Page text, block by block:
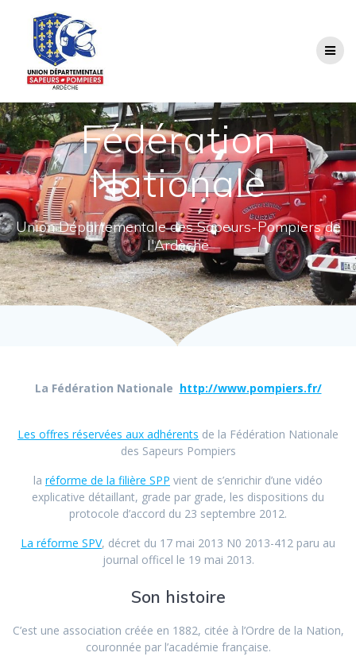
Fédération
Nationale
Union Départementale des Sapeurs-Pompiers de
l'Ardèche
La Fédération Nationale http://www.pompiers.fr/
Les offres réservées aux adhérents de la Fédération Nationale
des Sapeurs Pompiers
la réforme de la filière SPP vient de s’enrichir d’une vidéo
explicative détaillant, grade par grade, les dispositions du
protocole d’accord du 23 septembre 2012.
La réforme SPV, décret du 17 mai 2013 N0 2013-412 paru au
journal officel le 19 mai 2013.
Son histoire
C’est une association créée en 1882, citée à l’Ordre de la Nation,
couronnée par l’académie française.